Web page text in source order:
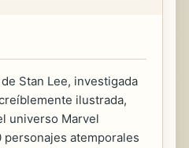
Stan Lee, investigada
ilustrada,
universo Marvel
personajes atemporales